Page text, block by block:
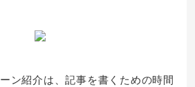
ン紹介は、記事を書くための時間